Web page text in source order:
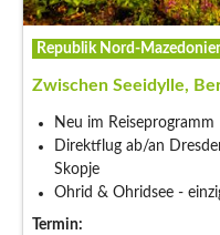
Republik Nord-
Zwischen Seeidylle,
Neu im Reiseprogramm
Direktflug ab/an
Skopje
Ohrid & Ohridsee -
Termin: